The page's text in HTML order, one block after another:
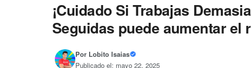
¡Cuidado Si Trabajas
Seguidas puede aumentar el
Por Lobito Isaias
Publicado el: mayo 22, 2025